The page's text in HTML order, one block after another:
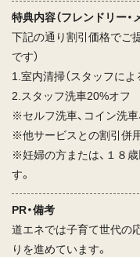
特典内容（フレンドリー・
下記の通り割引価格でご
です）
1.室内清掃（スタッフに
2.スタッフ洗車20%オフ
※セルフ洗車、コイン洗
※他サービスとの割引併
※妊婦の方または、１８
す。
PR・備考
道エネでは子育て世代の
りを進めています。